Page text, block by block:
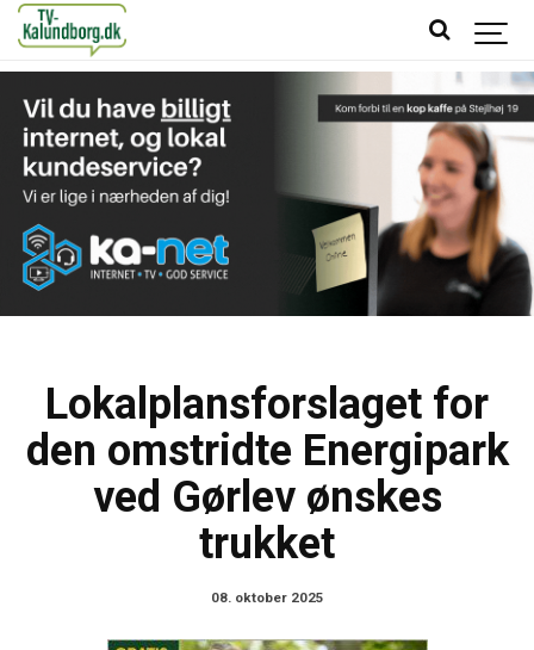
Lokalplansforslaget for
den omstridte Energipark
ved Gørlev ønskes
trukket
08. oktober 2025